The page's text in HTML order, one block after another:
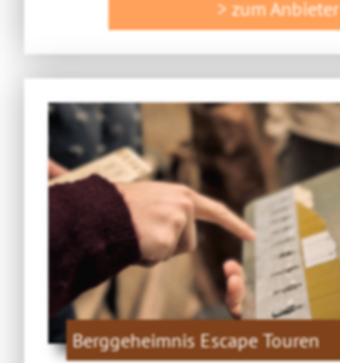
> zum Anbieter
Berggeheimnis Escape Touren